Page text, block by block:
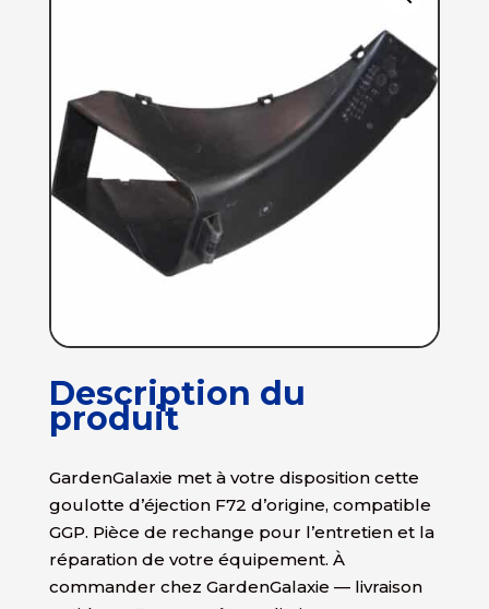
Description du
produit
GardenGalaxie met à votre disposition cette
goulotte d’éjection F72 d’origine, compatible
GGP. Pièce de rechange pour l’entretien et la
réparation de votre équipement. À
commander chez GardenGalaxie — livraison